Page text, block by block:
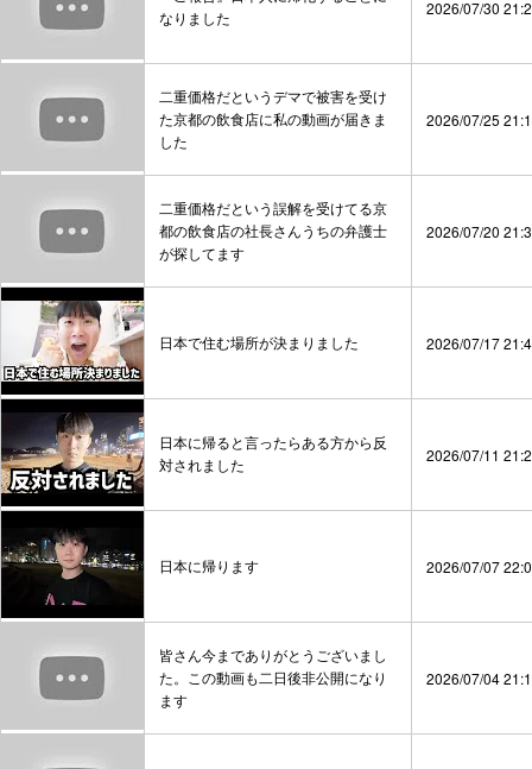
なりました
2026/07/30
二重価格だというデマで被害を受け
た京都の飲食店に私の動画が届きま
した
2026/07/25
二重価格だという誤解を受けてる京
都の飲食店の社長さんうちの弁護士
が探してます
2026/07/20
日本で住む場所が決まりました 2026/07/17
日本に帰ると言ったらある方から反
対されました
2026/07/11
日本に帰ります 2026/07/07
皆さん今までありがとうございまし
た。この動画も二日後非公開になり
ます
2026/07/04